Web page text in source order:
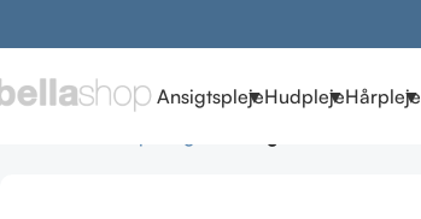
AnsigtsplejeHudplejeHårpleje